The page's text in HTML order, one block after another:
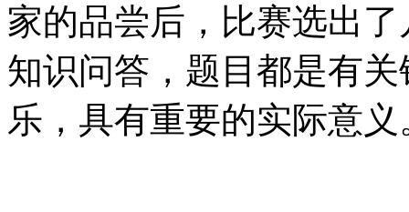
家的品尝后，比赛选出
知识问答，题目都是有
乐，具有重要的实际意义